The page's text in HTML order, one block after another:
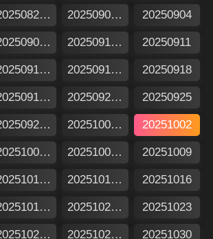
20250829加更版 20250903假期日记 20250904
20250905特别企划 20250910假期日记 20250911
20250912特别企划 20250917假期日记 20250918
20250919特别企划 20250924假期日记 20250925
20250926特别企划 20251001假期日记 20251002
20251003特别企划 20251008假期日记 20251009
20251010特别企划 20251015假期日记 20251016
20251017特别企划 20251022假期日记 20251023
20251024特别企划 20251029假期日记 20251030